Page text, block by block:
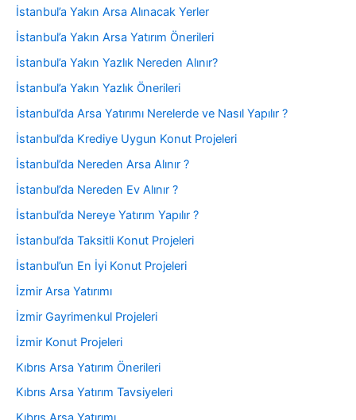
İstanbul’a Yakın Arsa Alınacak Yerler
İstanbul’a Yakın Arsa Yatırım Önerileri
İstanbul’a Yakın Yazlık Nereden Alınır?
İstanbul’a Yakın Yazlık Önerileri
İstanbul’da Arsa Yatırımı Nerelerde ve Nasıl Yapılır ?
İstanbul’da Krediye Uygun Konut Projeleri
İstanbul’da Nereden Arsa Alınır ?
İstanbul’da Nereden Ev Alınır ?
İstanbul’da Nereye Yatırım Yapılır ?
İstanbul’da Taksitli Konut Projeleri
İstanbul’un En İyi Konut Projeleri
İzmir Arsa Yatırımı
İzmir Gayrimenkul Projeleri
İzmir Konut Projeleri
Kıbrıs Arsa Yatırım Önerileri
Kıbrıs Arsa Yatırım Tavsiyeleri